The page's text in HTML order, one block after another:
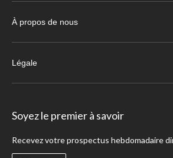
À propos de nous
Légale
Soyez le premier à savoir
Recevez votre prospectus hebdomadaire